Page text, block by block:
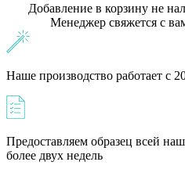
Добавление в корзину не
Менеджер свяжется с
Наше производство работает с
Предоставляем образец всей
более двух недель